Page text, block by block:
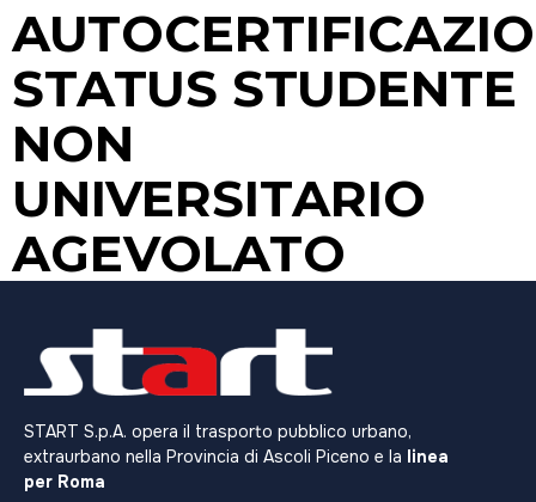
STATUS STUDENTE
NON
UNIVERSITARIO
AGEVOLATO
START S.p.A. opera il trasporto pubblico urbano,
extraurbano nella Provincia di Ascoli Piceno e la linea
per Roma